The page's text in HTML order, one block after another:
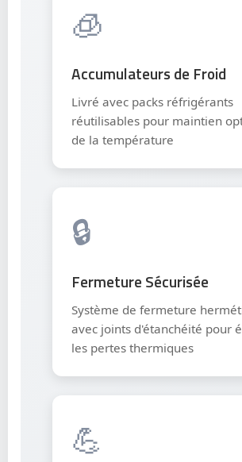
🧊
Accumulateurs de Froid
Livré avec packs réfrigérants
réutilisables pour maintien
de la température
🔒
Fermeture Sécurisée
Système de fermeture
avec joints d'étanchéité pour
les pertes thermiques
💪